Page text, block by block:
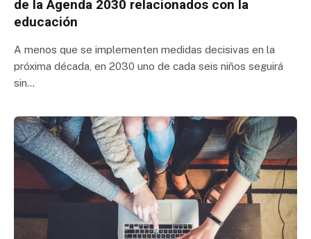
de la Agenda 2030 relacionados con la
educación
A menos que se implementen medidas decisivas en la
próxima década, en 2030 uno de cada seis niños seguirá
sin…